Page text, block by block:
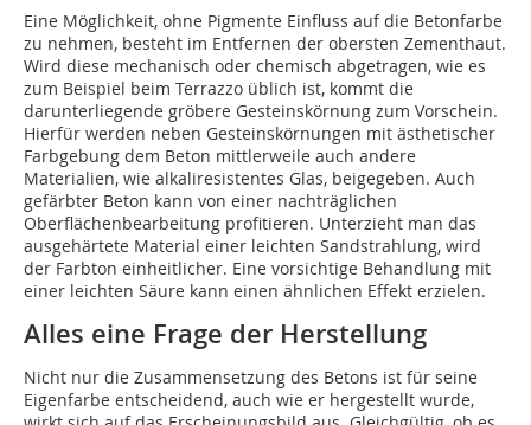
Eine Möglichkeit, ohne Pigmente Einfluss auf die Betonfarbe
zu nehmen, besteht im Entfernen der obersten Zementhaut.
Wird diese mechanisch oder chemisch abgetragen, wie es
zum Beispiel beim Terrazzo üblich ist, kommt die
darunterliegende gröbere Gesteinskörnung zum Vorschein.
Hierfür werden neben Gesteinskörnungen mit ästhetischer
Farbgebung dem Beton mittlerweile auch andere
Materialien, wie alkaliresistentes Glas, beigegeben. Auch
gefärbter Beton kann von einer nachträglichen
Oberflächenbearbeitung profitieren. Unterzieht man das
ausgehärtete Material einer leichten Sandstrahlung, wird
der Farbton einheitlicher. Eine vorsichtige Behandlung mit
einer leichten Säure kann einen ähnlichen Effekt erzielen.
Alles eine Frage der Herstellung
Nicht nur die Zusammensetzung des Betons ist für seine
Eigenfarbe entscheidend, auch wie er hergestellt wurde,